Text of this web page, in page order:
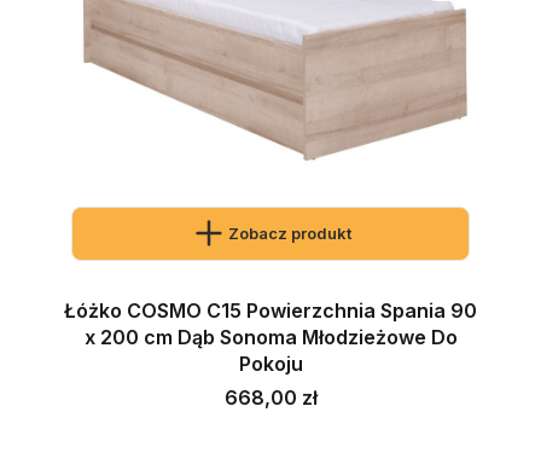
Zobacz produkt
Łóżko COSMO C15 Powierzchnia Spania 90
x 200 cm Dąb Sonoma Młodzieżowe Do
Pokoju
Cena
668,00 zł